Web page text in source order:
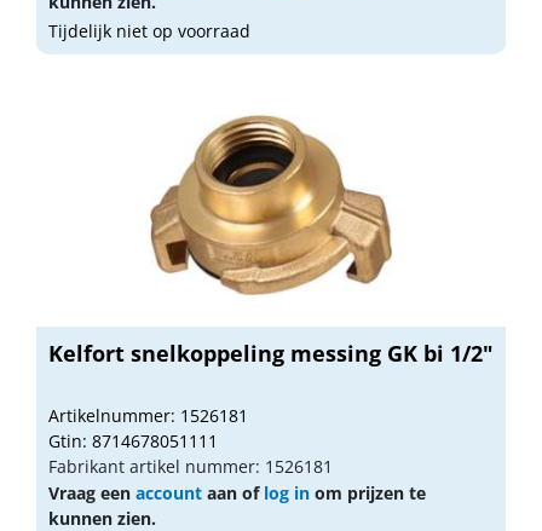
Tijdelijk niet op voorraad
Kelfort snelkoppeling messing GK bi 1/2"
Artikelnummer: 1526181
Gtin: 8714678051111
Fabrikant artikel nummer: 1526181
Vraag een account aan of log in om prijzen te
kunnen zien.